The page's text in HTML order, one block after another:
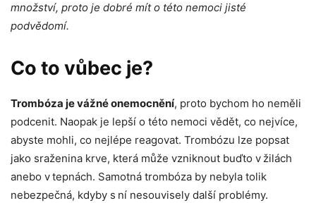
množství, proto je dobré mít o této nemoci jisté
podvědomí.
Co to vůbec je?
Trombóza je vážné onemocnění, proto bychom ho neměli
podcenit. Naopak je lepší o této nemoci vědět, co nejvíce,
abyste mohli, co nejlépe reagovat. Trombózu lze popsat
jako sraženina krve, která může vzniknout buďto v žilách
anebo v tepnách. Samotná trombóza by nebyla tolik
nebezpečná, kdyby s ní nesouvisely další problémy.